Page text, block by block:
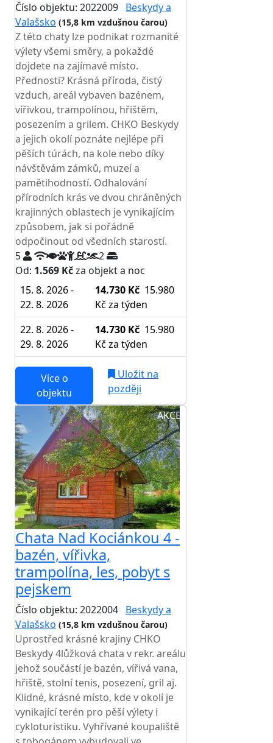
Číslo objektu: 2022009 Beskydy a
Valašsko (15,8 km vzdušnou čarou)
Z této chaty lze podnikat rozmanité
výlety všemi směry, a pokaždé
dojdete na zajímavé místo.
Přednosti? Krásná příroda, čistý
vzduch, areál vybaven bazénem,
vířivkou, trampolínou, hřištěm,
posezením a grilem. CHKO Beskydy
a jejich okolí poznáte nejlépe při
pěších túrách, na kole nebo díky
návštěvám zámků, muzeí a
pamětihodností. Odhalování
přírodních krás ve dvou chráněných
krajinných oblastech je vynikajícím
způsobem, jak si pořádně
odpočinout od všedních starostí.
5
2
Od: 1.569 Kčza objekt a noc
15. 8. 2026 -
22. 8. 2026
14.730 Kč 15.980
Kč za týden
22. 8. 2026 -
29. 8. 2026
14.730 Kč 15.980
Kč za týden
Více o
objektu
Uložit na
později
AKCE
Chata Nad Kociánkou 4 -
bazén, vířivka,
trampolína, les, pobyt s
pejskem
Číslo objektu: 2022004 Beskydy a
Valašsko (15,8 km vzdušnou čarou)
Uprostřed krásné krajiny CHKO
Beskydy 4lůžková chata v rekr. areálu
jehož součástí je bazén, vířivá vana,
hřiště, stolní tenis, posezení, gril aj.
Klidné, krásné místo, kde v okolí je
vynikající terén pro pěší výlety i
cykloturistiku. Vyhřívané koupaliště